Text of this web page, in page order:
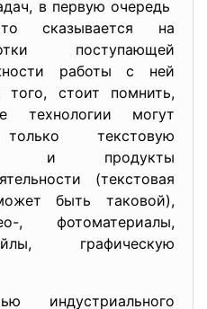
в первую очередь
сказывается на
поступающей
работы с ней
того, стоит помнить,
технологии могут
текстовую
и продукты
(текстовая
быть таковой),
фотоматериалы,
графическую
индустриального